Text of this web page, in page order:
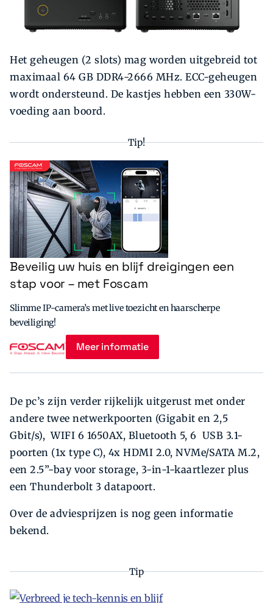
Het geheugen (2 slots) mag worden uitgebreid tot
maximaal 64 GB DDR4-2666 MHz. ECC-geheugen
wordt ondersteund. De kastjes hebben een 330W-
voeding aan boord.
Tip!
Beveilig uw huis en blijf dreigingen een
stap voor – met Foscam
Slimme IP-camera’s met live toezicht en haarscherpe
beveiliging!
Meer informatie
De pc’s zijn verder rijkelijk uitgerust met onder
andere twee netwerkpoorten (Gigabit en 2,5
Gbit/s), WIFI 6 1650AX, Bluetooth 5, 6 USB 3.1-
poorten (1x type C), 4x HDMI 2.0, NVMe/SATA M.2,
een 2.5”-bay voor storage, 3-in-1-kaartlezer plus
een Thunderbolt 3 datapoort.
Over de adviesprijzen is nog geen informatie
bekend.
Tip